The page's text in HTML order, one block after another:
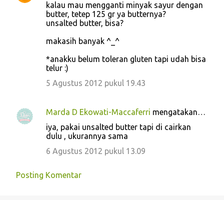
kalau mau mengganti minyak sayur dengan
butter, tetep 125 gr ya butternya?
unsalted butter, bisa?
makasih banyak ^_^
*anakku belum toleran gluten tapi udah bisa
telur :)
5 Agustus 2012 pukul 19.43
Marda D Ekowati-Maccaferri mengatakan…
iya, pakai unsalted butter tapi di cairkan
dulu , ukurannya sama
6 Agustus 2012 pukul 13.09
Posting Komentar